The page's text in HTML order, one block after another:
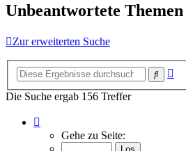
Unbeantwortete Themen
Zur erweiterten Suche
Suche
Die Suche ergab 156 Treffer
von
Gehe zu Seite: